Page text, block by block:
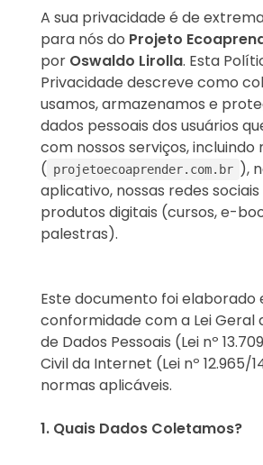
A sua privacidade é de
para nós do Projeto
por Oswaldo Lirolla. Esta
Privacidade descreve como
usamos, armazenamos e
dados pessoais dos usuários
com nossos serviços, incluindo
( projetoecoaprender.com.br ),
aplicativo, nossas redes sociais
produtos digitais (cursos, e-
palestras).
Este documento foi elaborado
conformidade com a Lei Geral
de Dados Pessoais (Lei nº
Civil da Internet (Lei nº 12.965/
normas aplicáveis.
1. Quais Dados Coletamos?